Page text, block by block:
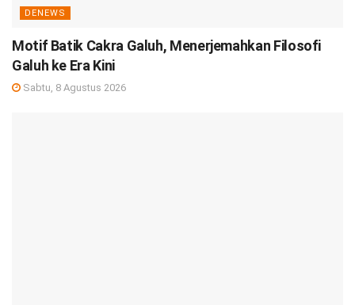
DENEWS
Motif Batik Cakra Galuh, Menerjemahkan Filosofi
Galuh ke Era Kini
Sabtu, 8 Agustus 2026